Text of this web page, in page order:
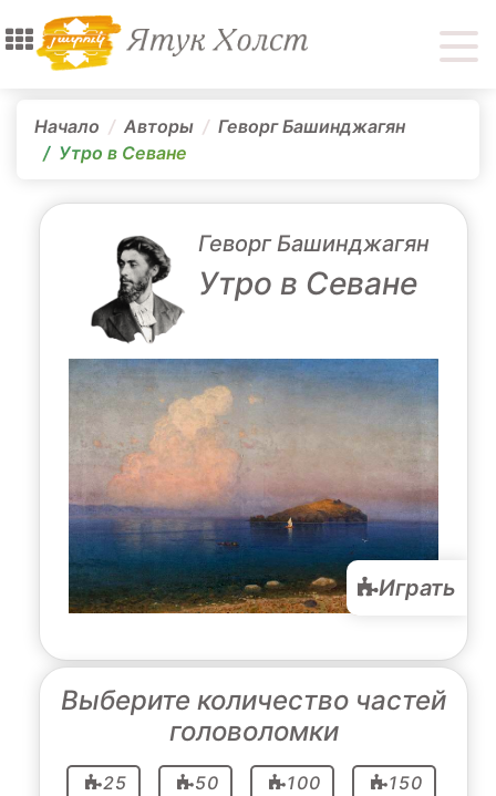
Начало Авторы
Геворг Башинджагян
Утро в Севане
Геворг Башинджагян
Утро в Севане
Играть
Выберите количество частей
головоломки
25 50 100 150